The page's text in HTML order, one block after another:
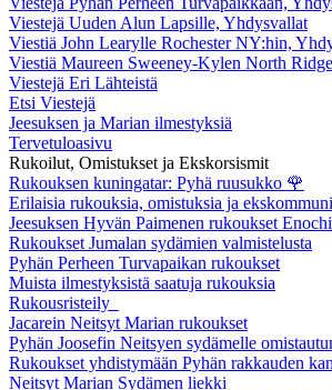
Viestejä Uuden Alun Lapsille, Yhdysvallat
Viestiä John Learylle Rochester NY:hin,
Viestiä Maureen Sweeney-Kylen North
Viestejä Eri Lähteistä
Etsi Viestejä
Jeesuksen ja Marian ilmestyksiä
Tervetuloasivu
Rukoilut, Omistukset ja Ekskorsismit
Rukouksen kuningatar: Pyhä ruusukko 🌹
Erilaisia rukouksia, omistuksia ja
Jeesuksen Hyvän Paimenen rukoukset
Rukoukset Jumalan sydämien valmistelusta
Pyhän Perheen Turvapaikan rukoukset
Muista ilmestyksistä saatuja rukouksia
Rukousristeily
Jacarein Neitsyt Marian rukoukset
Pyhän Joosefin Neitsyen sydämelle
Rukoukset yhdistymään Pyhän rakkauden
Neitsyt Marian Sydämen liekki